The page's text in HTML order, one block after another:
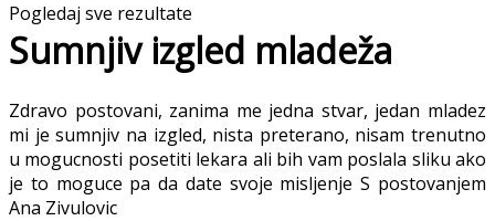
Pogledaj sve rezultate
Sumnjiv izgled mladeža
Zdravo postovani, zanima me jedna stvar, jedan mladez
mi je sumnjiv na izgled, nista preterano, nisam trenutno
u mogucnosti posetiti lekara ali bih vam poslala sliku ako
je to moguce pa da date svoje misljenje S postovanjem
Ana Zivulovic